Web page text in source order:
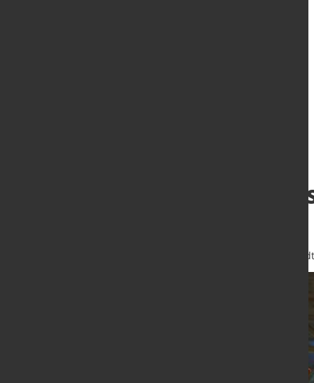
Aufschwung
von Hubert Hunscheidt